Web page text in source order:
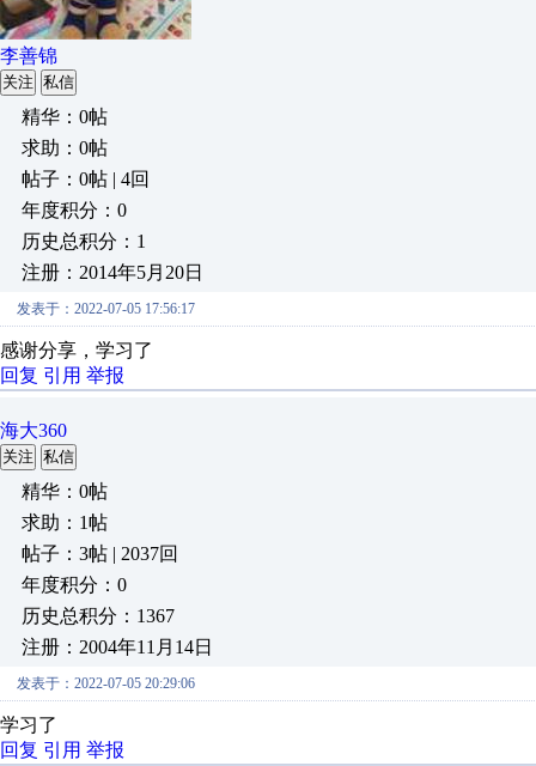
李善锦
关注 私信
精华：0帖
求助：0帖
帖子：0帖 | 4回
年度积分：0
历史总积分：1
注册：2014年5月20日
发表于：2022-07-05 17:56:17
感谢分享，学习了
回复 引用 举报
海大360
关注 私信
精华：0帖
求助：1帖
帖子：3帖 | 2037回
年度积分：0
历史总积分：1367
注册：2004年11月14日
发表于：2022-07-05 20:29:06
学习了
回复 引用 举报